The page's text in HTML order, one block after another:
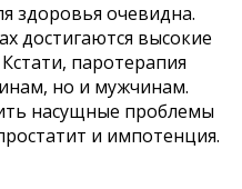
здоровья очевидна.
достигаются высокие
паротерапия
но и мужчинам.
насущные проблемы
и импотенция.